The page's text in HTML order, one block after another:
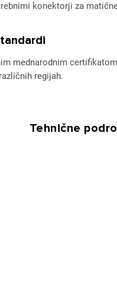
konektorji za
mednarodnim
regijah.
Tehnične